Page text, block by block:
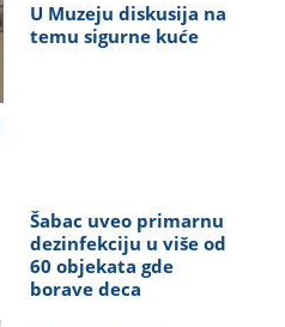
U Muzeju diskusija na
temu sigurne kuće
Šabac uveo primarnu
dezinfekciju u više od
60 objekata gde
borave deca